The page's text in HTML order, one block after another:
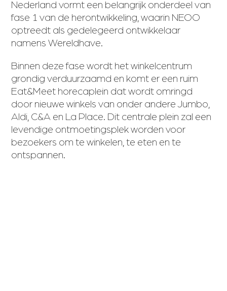
Nederland vormt een belangrijk onderdeel van
fase 1 van de herontwikkeling, waarin NEOO
optreedt als gedelegeerd ontwikkelaar
namens Wereldhave.
Binnen deze fase wordt het winkelcentrum
grondig verduurzaamd en komt er een ruim
Eat&Meet horecaplein dat wordt omringd
door nieuwe winkels van onder andere Jumbo,
Aldi, C&A en La Place. Dit centrale plein zal een
levendige ontmoetingsplek worden voor
bezoekers om te winkelen, te eten en te
ontspannen.